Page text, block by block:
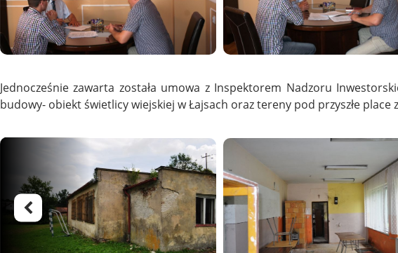
Jednocześnie zawarta została umowa z Inspektorem Nadzoru
budowy- obiekt świetlicy wiejskiej w Łajsach oraz tereny pod przyszłe place